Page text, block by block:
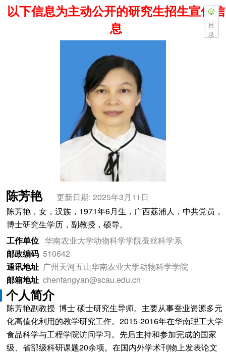
以下信息为主动公开的研究生招生宣传信
息
目
录
陈芳艳
更新日期: 2025年3月11日
陈芳艳，女，汉族，1971年6月生，广西荔浦人，中共党员，
博士研究生学历，副教授，硕导。
工作单位 华南农业大学动物科学学院蚕丝科学系
邮政编码 510642
通讯地址 广州天河五山华南农业大学动物科学学院
邮箱地址 chenfangyan@scau.edu.cn
个人简介
陈芳艳副教授 博士 硕士研究生导师。主要从事蚕业资源多元
化高值化利用的教学研究工作。2015-2016年在华南理工大学
食品科学与工程学院访问学习。先后主持和参加完成的国家
级、省部级科研课题20余项。在国内外学术刊物上发表论文